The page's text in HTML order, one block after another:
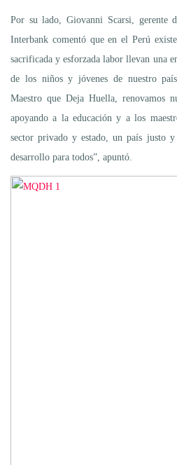
Por su lado, Giovanni Scarsi, gerente
Interbank comentó que en el Perú
sacrificada y esforzada labor llevan una
de los niños y jóvenes de nuestro
Maestro que Deja Huella, renovamos
apoyando a la educación y a los
sector privado y estado, un país justo y
desarrollo para todos”, apuntó.